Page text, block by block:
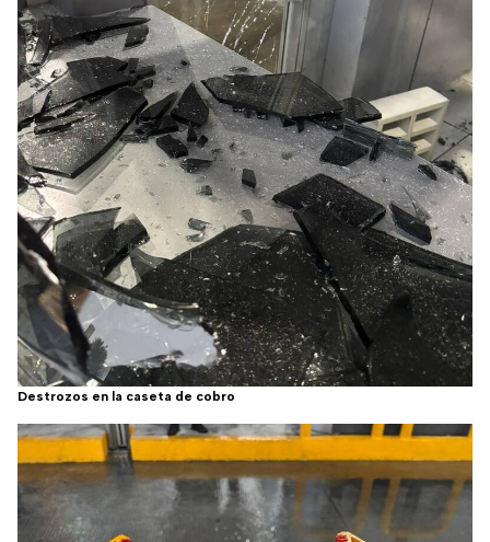
Destrozos en la caseta de cobro